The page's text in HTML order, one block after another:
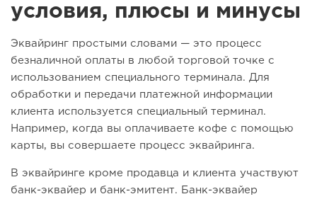
условия, плюсы и минусы
Эквайринг простыми словами — это процесс
безналичной оплаты в любой торговой точке с
использованием специального терминала. Для
обработки и передачи платежной информации
клиента используется специальный терминал.
Например, когда вы оплачиваете кофе с помощью
карты, вы совершаете процесс эквайринга.
В эквайринге кроме продавца и клиента участвуют
банк-эквайер и банк-эмитент. Банк-эквайер